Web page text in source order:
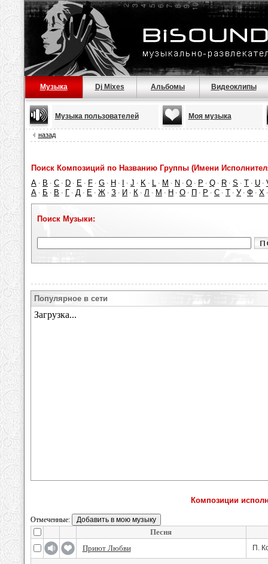
Музыка Dj Mixes Альбомы Видеоклипы
Музыка пользователей Моя музыка
назад
Поиск Композиций по Названию Группы (Имени
A · B · C · D · E · F · G · H · · J · K · L · M · N · O · P · Q · R · S · T · U ·
А · Б · В · Г · Д · Е · Ж · З · И · К · Л · М · Н · О · П · Р · С · Т · У · Ф · Х
Поиск Музыки:
Популярное в сети
Композиции
Отмеченные:
Песня
Приют Любви
П.